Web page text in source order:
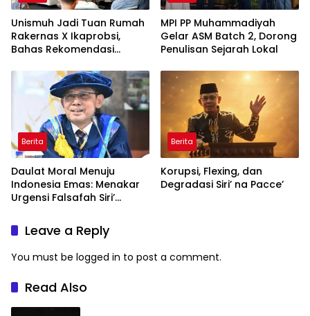
Unismuh Jadi Tuan Rumah
Rakernas X Ikaprobsi,
Bahas Rekomendasi
Indonesia di Tingkat
Global
MPI PP Muhammadiyah
Gelar ASM Batch 2, Dorong
Penulisan Sejarah Lokal
Berita
Daulat Moral Menuju
Indonesia Emas: Menakar
Urgensi Falsafah Siri’
Ancaman Kleptokrasi
Berita
Korupsi, Flexing, dan
Degradasi Siri’ na Pacce’
Leave a Reply
You must be logged in to post a comment.
Read Also